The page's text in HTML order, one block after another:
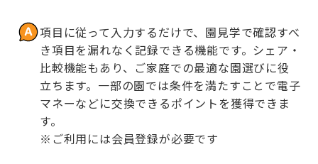
項目に従って入力するだけで、園見学で確認すべ
き項目を漏れなく記録できる機能です。シェア・
比較機能もあり、ご家庭での最適な園選びに役
立ちます。一部の園では条件を満たすことで電子
マネーなどに交換できるポイントを獲得できま
す。
※ご利用には会員登録が必要です